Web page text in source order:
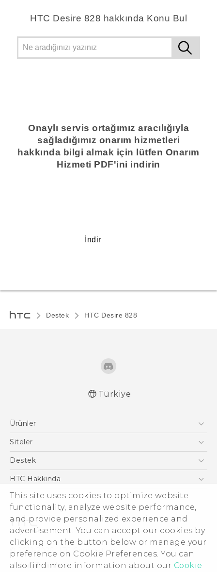
This site uses cookies to optimize website
functionality, analyze website performance,
and provide personalized experience and
advertisement. You can accept our cookies by
clicking on the button below or manage your
preference on Cookie Preferences. You can
also find more information about our Cookie
HTC Desire 828 hakkında Konu Bul
Onaylı servis ortağımız aracılığıyla
sağladığımız onarım hizmetleri
hakkında bilgi almak için lütfen Onarım
Hizmeti PDF'ini indirin
İndir
Destek HTC Desire 828‎
Türkiye
Ürünler
Akıllı Telefonlar
VIVE
Siteler
HTC Dev
Destek
Destek Merkezi
HTC Hakkinda
ESG
Yatırımcı (İNGİLİZCE)
Gizlilik Politikası
Ürün Güvenliği
Cookie Preferences
© 2011-2026 HTC Corporation
Hukuk Terimleri